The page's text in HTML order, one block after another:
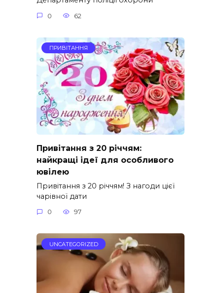
0 62
ПРИВІТАННЯ
Привітання з 20 річчям:
найкращі ідеї для особливого
ювілею
Привітання з 20 річчям! З нагоди цієї
чарівної дати
0 97
UNCATEGORIZED